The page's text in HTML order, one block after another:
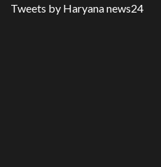
Tweets by Haryana news24